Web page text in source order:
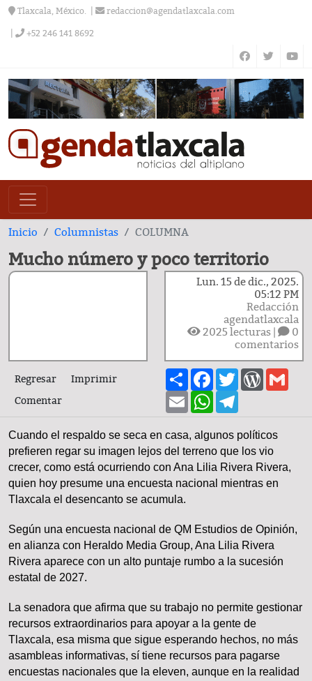
Tlaxcala, México. redaccion@agendatlaxcala.com
+52 246 141 8692
Inicio Columnistas COLUMNA
Mucho número y poco territorio
Lun. 15 de dic., 2025.
05:12 PM
Redacción
agendatlaxcala
2025 lecturas |
0
comentarios
Regresar
Imprimir
Comentar
ShareFacebook
Twitter
EmailWhatsApp
Cuando el respaldo se seca en casa, algunos políticos
prefieren regar su imagen lejos del terreno que los vio
crecer, como está ocurriendo con Ana Lilia Rivera Rivera,
quien hoy presume una encuesta nacional mientras en
Tlaxcala el desencanto se acumula.
Según una encuesta nacional de QM Estudios de Opinión,
en alianza con Heraldo Media Group, Ana Lilia Rivera
Rivera aparece con un alto puntaje rumbo a la sucesión
estatal de 2027.
La senadora que afirma que su trabajo no permite gestionar
recursos extraordinarios para apoyar a la gente de
Tlaxcala, esa misma que sigue esperando hechos, no más
asambleas informativas, sí tiene recursos para pagarse
encuestas nacionales que la eleven, aunque en la realidad